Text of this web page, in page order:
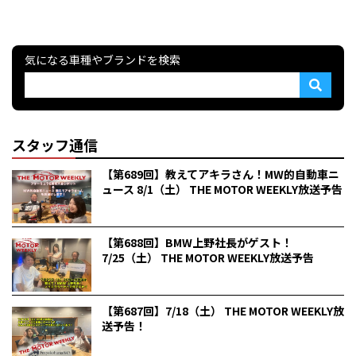
気になる車種やブランドを検索
スタッフ通信
【第689回】教えてアキラさん！MW的自動車ニ
ュース 8/1（土） THE MOTOR WEEKLY放送予告
【第688回】BMW上野社長がゲスト！
7/25（土） THE MOTOR WEEKLY放送予告
【第687回】7/18（土） THE MOTOR WEEKLY放
送予告！